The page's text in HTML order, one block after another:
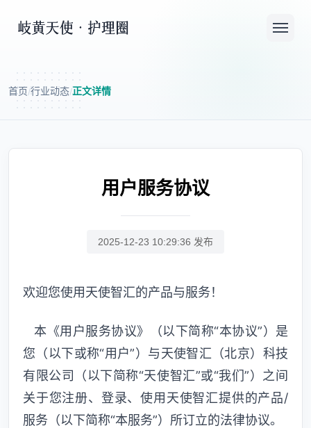
首页/行业动态/正文详情
用户服务协议
2025-12-23 10:29:36 发布
欢迎您使用天使智汇的产品与服务！
本《用户服务协议》（以下简称“本协议”）是
您（以下或称“用户”）与天使智汇（北京）科技
有限公司（以下简称“天使智汇”或“我们”）之间
关于您注册、登录、使用天使智汇提供的产品/
服务（以下简称“本服务”）所订立的法律协议。